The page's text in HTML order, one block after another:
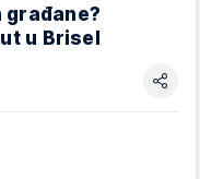
građane?
u Brisel